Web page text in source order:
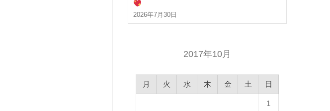
2026年7月30日
2017年10月
月 火 水 木 金 土 日
1